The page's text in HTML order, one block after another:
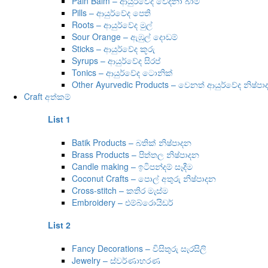
Pills – ආයුර්වේද පෙති
Roots – ආයුර්වේද මුල්
Sour Orange – ඇඹුල් දොඩම්
Sticks – ආයුර්වේද කූරු
Syrups – ආයුර්වේද සිරප්
Tonics – ආයුර්වේද ටොනික්
Other Ayurvedic Products – වෙනත් ආයුර්වේද
Craft අත්කම්
List 1
Batik Products – බතික් නිෂ්පාදන
Brass Products – පිත්තල නිෂ්පාදන
Candle making – ඉටිපන්දම් සෑදීම
Coconut Crafts – පොල් අතුරු නිෂ්පාදන
Cross-stitch – කතිර මැස්ම
Embroidery – එම්බ්රොයිඩර්
List 2
Fancy Decorations – විසිතුරු සැරසිලි
Jewelry – ස්වර්ණාභරණ